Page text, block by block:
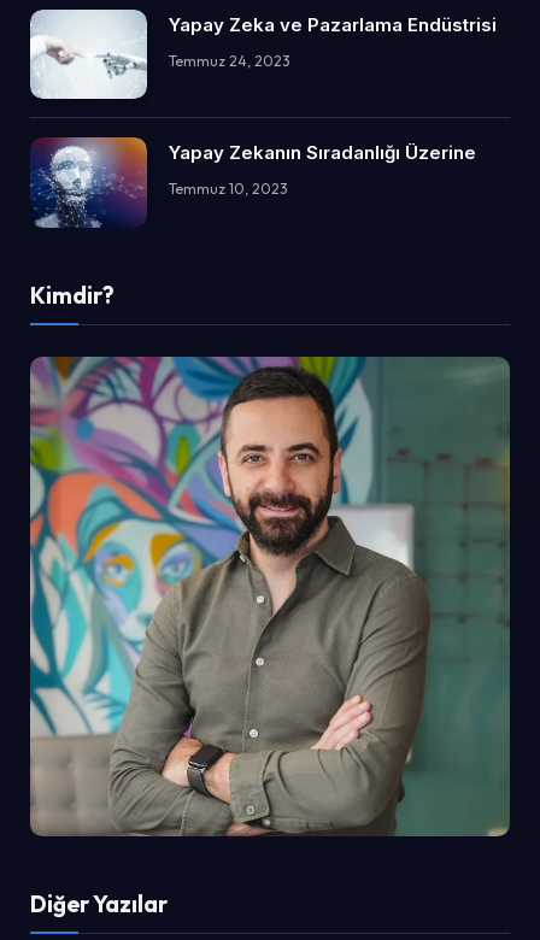
Yapay Zeka ve Pazarlama Endüstrisi
Temmuz 24, 2023
Yapay Zekanın Sıradanlığı Üzerine
Temmuz 10, 2023
Kimdir?
Diğer Yazılar